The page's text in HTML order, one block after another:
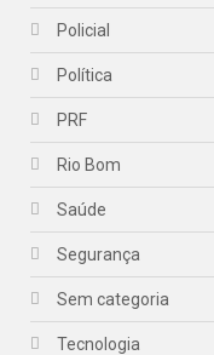
Policial
Política
PRF
Rio Bom
Saúde
Segurança
Sem categoria
Tecnologia